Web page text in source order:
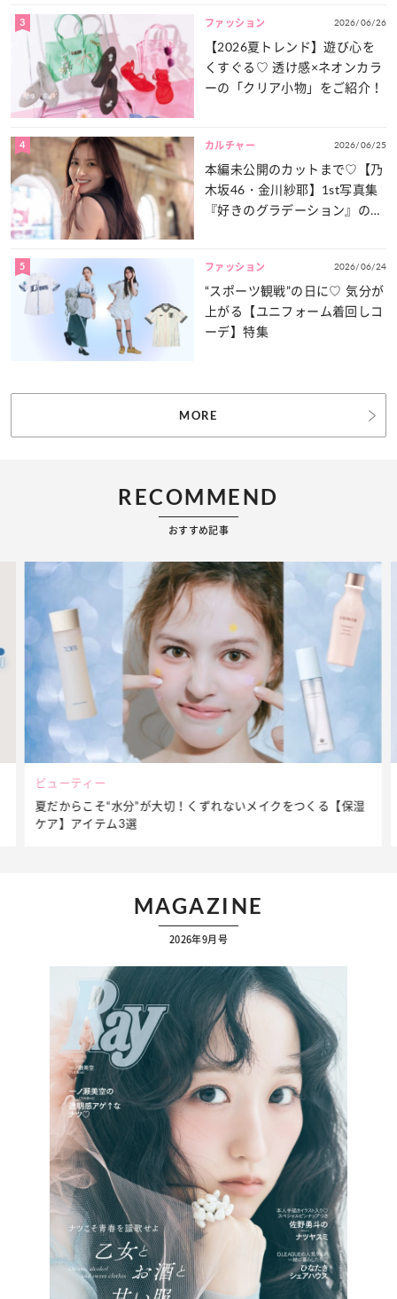
3 ファッション 2026/06/26
【2026夏トレンド】遊び心を
くすぐる♡ 透け感×ネオンカラ
ーの「クリア小物」をご紹介！
4 カルチャー 2026/06/25
本編未公開のカットまで♡【乃
木坂46・金川紗耶】1st写真集
『好きのグラデーション』の魅
5 ファッション 2026/06/24
“スポーツ観戦”の日に♡ 気分が
上がる【ユニフォーム着回しコ
ーデ】特集
MORE
RECOMMEND
おすすめ記事
ビューティー
夏だからこそ“水分”が大切！くずれないメイクをつくる【保湿
ケア】アイテム3選
MAGAZINE
2026年9月号